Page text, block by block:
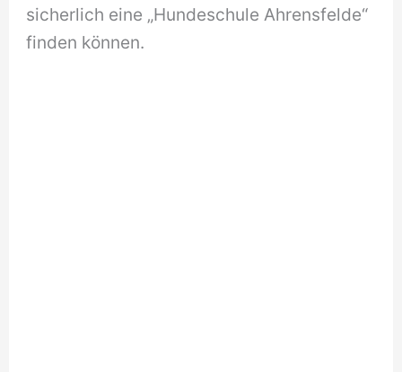
sicherlich eine „Hundeschule Ahrensfelde“
finden können.